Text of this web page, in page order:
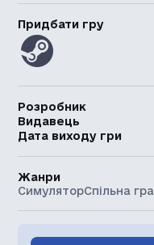
Придбати гру
Розробник
Видавець
Дата виходу гри
Жанри
СимуляторСпільна гра